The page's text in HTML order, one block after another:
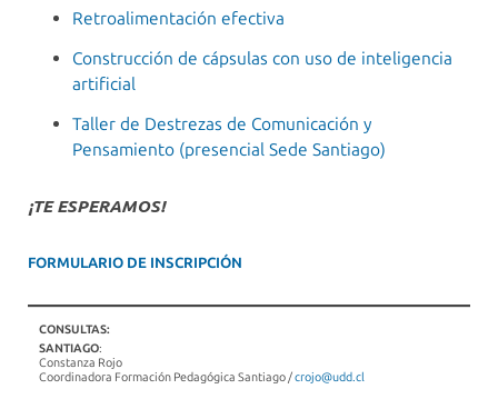
Retroalimentación efectiva
Construcción de cápsulas con uso de inteligencia
artificial
Taller de Destrezas de Comunicación y
Pensamiento (presencial Sede Santiago)
¡TE ESPERAMOS!
FORMULARIO DE INSCRIPCIÓN
CONSULTAS:
SANTIAGO:
Constanza Rojo
Coordinadora Formación Pedagógica Santiago /crojo@udd.cl